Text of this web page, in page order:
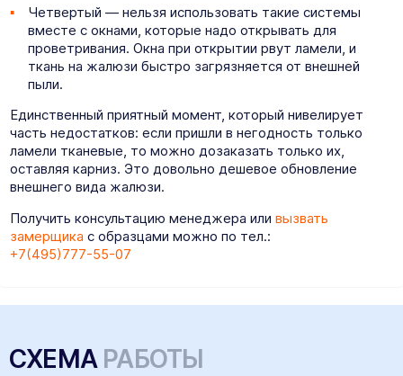
Четвертый — нельзя использовать такие системы
вместе с окнами, которые надо открывать для
проветривания. Окна при открытии рвут ламели, и
ткань на жалюзи быстро загрязняется от внешней
пыли.
Единственный приятный момент, который нивелирует
часть недостатков: если пришли в негодность только
ламели тканевые, то можно дозаказать только их,
оставляя карниз. Это довольно дешевое обновление
внешнего вида жалюзи.
Получить консультацию менеджера или вызвать
замерщика с образцами можно по тел.:
+7(495)777-55-07
СХЕМАРАБОТЫ